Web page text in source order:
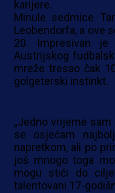
karijere.
Minule sedmice
Leobendorfa, a ove
20. Impresivan
Austrijskog
mreže tresao čak
golgeterski instinkt.
„Jedno vrijeme
se osjećam
napretkom, ali po
još mnogo toga
mogu stići do
talentovani 17-